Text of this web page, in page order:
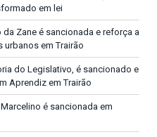
em lei
Zane é sancionada e reforça a
urbanos em Trairão
do Legislativo, é sancionado e
Aprendiz em Trairão
é sancionada em